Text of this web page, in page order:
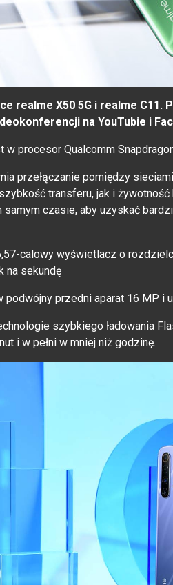
realme X50 5G i realme C11.
na YouTubie i
procesor Qualcomm
przełączanie pomiędzy
transferu, jak i
czasie, aby uzyskać
calowy wyświetlacz o
na sekundę
podwójny przedni aparat 16 MP i
szybkiego ładowania
i w pełni w mniej niż godzinę.